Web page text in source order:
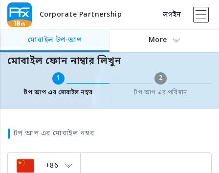
Corporate Partnership লগইন
মোবাইল টপ-আপ More
বিদেশের মোবাইল টপ আপ মোবাইল ফোন নাম্বার লিখুন
মোবাইল ফোন নাম্বার লিখুন
1
টপ আপ এর মোবাইল নম্বর
2
টপ আপ এর পরিমান
টপ আপ এর মোবাইল নম্বর
+86